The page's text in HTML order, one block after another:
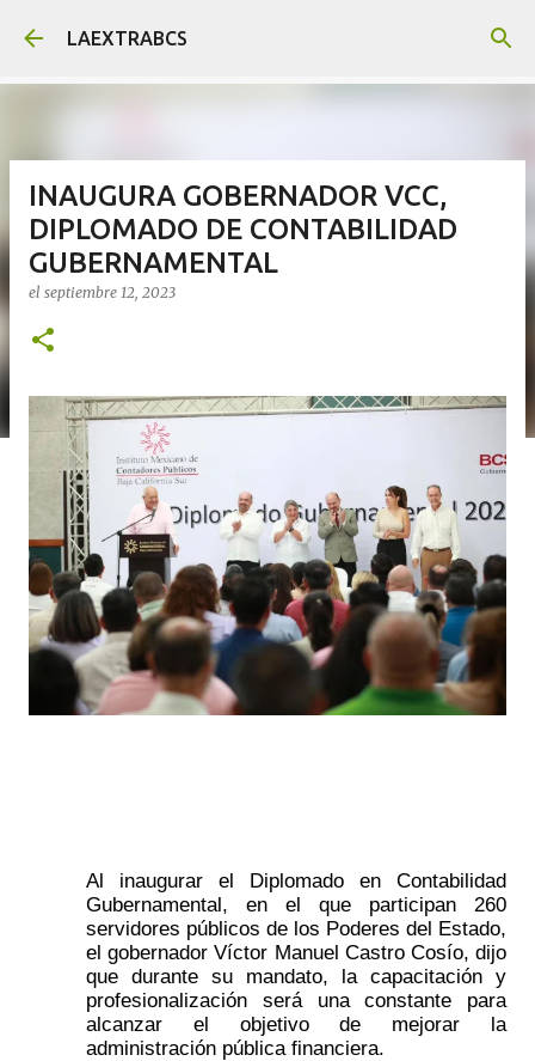
Ir al contenido principal
LAEXTRABCS
INAUGURA GOBERNADOR VCC,
DIPLOMADO DE CONTABILIDAD
GUBERNAMENTAL
el septiembre 12, 2023
Al inaugurar el Diplomado en Contabilidad
Gubernamental, en el que participan 260
servidores públicos de los Poderes del Estado,
el gobernador Víctor Manuel Castro Cosío, dijo
que durante su mandato, la capacitación y
profesionalización será una constante para
alcanzar el objetivo de mejorar la
administración pública financiera.